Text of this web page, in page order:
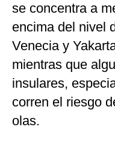
se concentra a
encima del nivel
Venecia y
mientras que
insulares,
corren el riesgo
olas.